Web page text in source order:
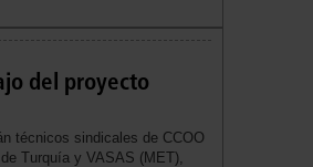
del proyecto
técnicos sindicales de CCOO
Turquía y VASAS (MET),